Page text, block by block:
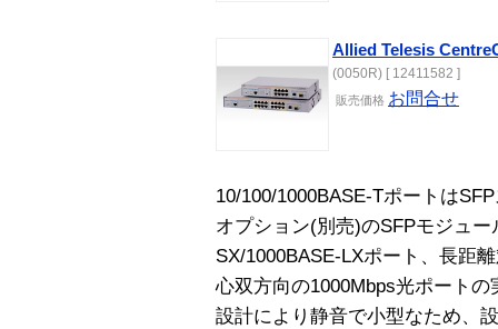
Allied Telesis
(0050R) [ 12411582 ]
販売価格 お問合せ
10/100/1000BASE-Tポートは
オプション(別売)のSFPモジュ
SX/1000BASE-LXポート、長距
心双方向の1000Mbps光ポート
設計により静音で小型なため、